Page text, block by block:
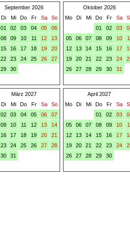
September 2026
Di Mi Do Fr Sa
So
01
02 03 04 05
06
08 09 10 11 12
13
15 16 17 18 19
20
22 23 24 25 26
27
29 30
Oktober 2026
Mo
Di Mi Do Fr Sa
01
02 03
05
06 07 08 09 10
12
13 14 15 16 17
19
20 21 22 23 24
26
27 28 29 30 31
März 2027
Di Mi Do Fr Sa
So
02 03 04 05 06
07
09 10 11 12 13
14
16 17 18 19 20
21
23 24 25 26 27
28
30 31
April 2027
Mo
Di Mi Do Fr Sa
01
02 03
05
06 07 08 09 10
12
13 14 15 16 17
19
20 21 22 23 24
26
27 28 29 30